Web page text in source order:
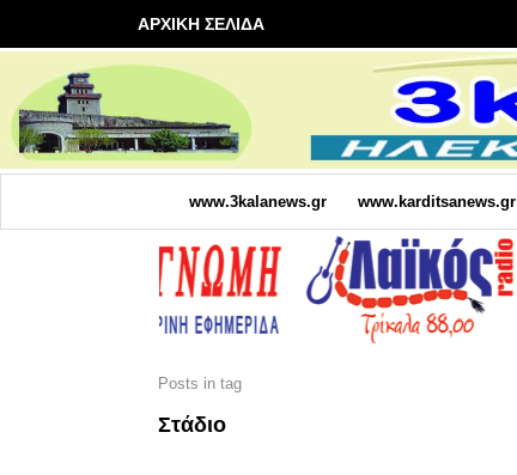
ΑΡΧΙΚΗ ΣΕΛΙΔΑ
www.3kalanews.gr www.karditsanews.gr
Posts in tag
Στάδιο